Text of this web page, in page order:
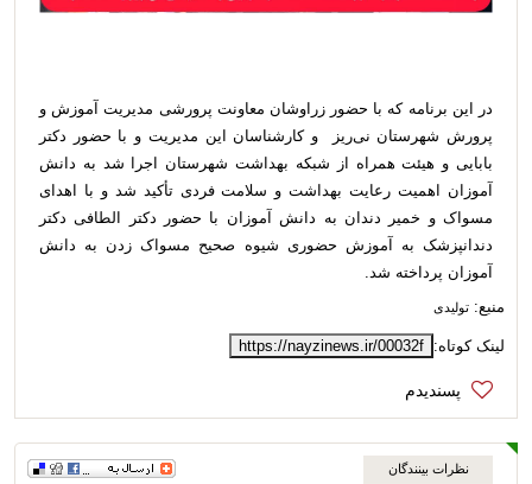
در این برنامه که با حضور زراوشان معاونت پرورشی مدیریت آموزش و
پرورش شهرستان نی‌ریز و کارشناسان این مدیریت و با حضور دکتر
بابایی و هیئت همراه از شبکه بهداشت شهرستان اجرا شد به دانش
آموزان اهمیت رعایت بهداشت و سلامت فردی تأکید شد و با اهدای
مسواک و خمیر دندان به دانش آموزان با حضور دکتر الطافی دکتر
دندانپزشک به آموزش حضوری شیوه صحیح مسواک زدن به دانش
آموزان پرداخته شد.
منبع: تولیدی
لینک کوتاه: https://nayzinews.ir/00032f
نظرات بینندگان